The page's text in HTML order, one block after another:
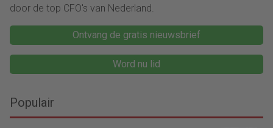
door de top CFO's van Nederland.
Ontvang de gratis nieuwsbrief
Word nu lid
Populair